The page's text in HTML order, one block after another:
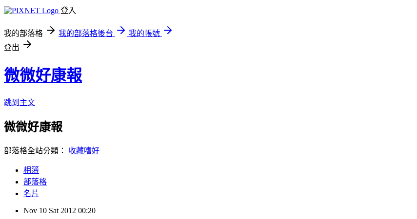
登入
我的部落格 我的部落格後台
我的帳號
登出
微微好康報
跳到主文
微微好康報
部落格全站分類： 收藏嗜好
相簿
部落格
名片
Nov 10 Sat 2012 00:20